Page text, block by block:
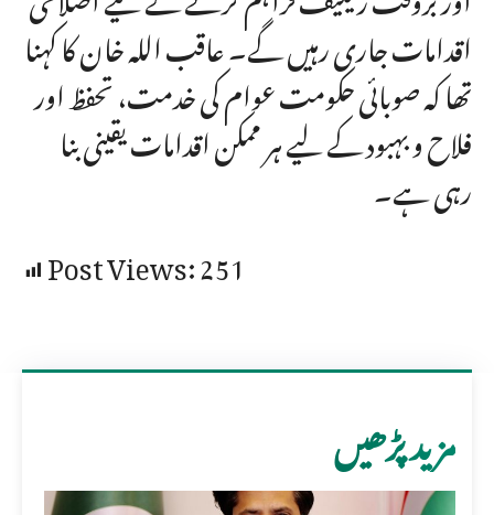
اقدامات جاری رہیں گے۔ عاقب اللہ خان کا کہنا
تھا کہ صوبائی حکومت عوام کی خدمت، تحفظ اور
فلاح و بہبود کے لیے ہر ممکن اقدامات یقینی بنا
رہی ہے۔
Post Views:251
مزید پڑھیں